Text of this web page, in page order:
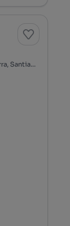
7540-060, Santiago do Cacém, S. Cruz e S. Bartolomeu da Serra, Santiago do Cacém, Setúbal